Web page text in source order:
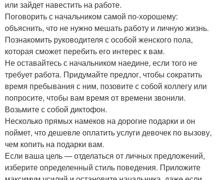
или зайдет навестить на работе.
Поговорить с начальником самой по-хорошему:
объяснить, что не нужно мешать работу и личную жизнь.
Познакомить руководителя с особой женского пола,
которая сможет перебить его интерес к вам.
Не оставайтесь с начальником наедине, если того не
требует работа. Придумайте предлог, чтобы сократить
время пребывания с ним, позовите с собой коллегу или
попросите, чтобы вам время от времени звонили.
Возьмите с собой диктофон.
Несколько прямых намеков на дорогие подарки и он
поймет, что дешевле оплатить услуги девочек по вызову,
чем копить на подарки вам.
Если ваша цель — отделаться от личных предложений,
изберите определенный стиль поведения. Приложите